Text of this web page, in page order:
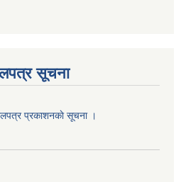
सूचना
प्रकाशनकाे सूचना ।